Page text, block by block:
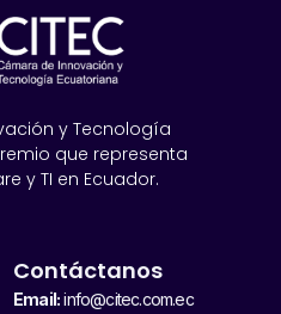
y Tecnología
que representa
y TI en Ecuador.
Contáctanos
Email:info@citec.com.ec